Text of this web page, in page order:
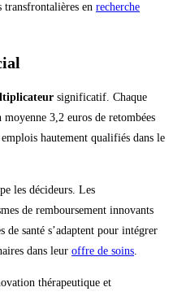
transfrontalières en recherche
significatif. Chaque
3,2 euros de retombées
hautement qualifiés dans le
les décideurs. Les
de remboursement innovants
de santé s’adaptent pour intégrer
dans leur offre de soins.
thérapeutique et